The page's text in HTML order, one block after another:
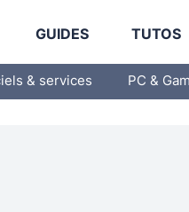
GUIDES TUTOS
& services PC &